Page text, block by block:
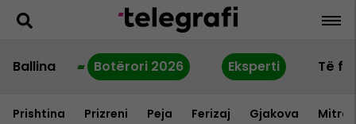
Ballina Botërori 2026 Eksperti Të
Prishtina Prizreni Peja Ferizaj Gjakova